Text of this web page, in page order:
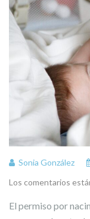
Sonia González
Los comentarios
El permiso por